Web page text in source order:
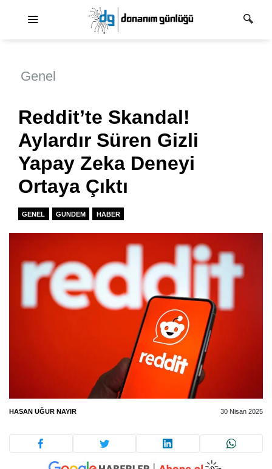
Genel
Reddit’te Skandal!
Aylardır Süren Gizli
Yapay Zeka Deneyi
Ortaya Çıktı
GENEL GUNDEM HABER
HASAN UĞUR NAYIR 30 Nisan 2025